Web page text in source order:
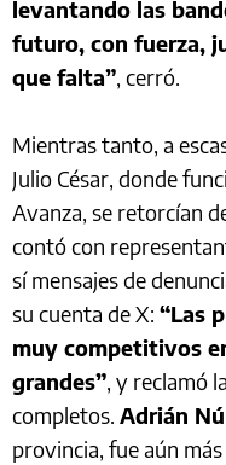
levantando las
futuro, con fuerza,
que falta”, cerró.
Mientras tanto, a
Julio César, donde
Avanza, se retorcían
contó con
sí mensajes de
su cuenta de X: “Las
muy competitivos
grandes”, y reclamó
completos. Adrián
provincia, fue aún